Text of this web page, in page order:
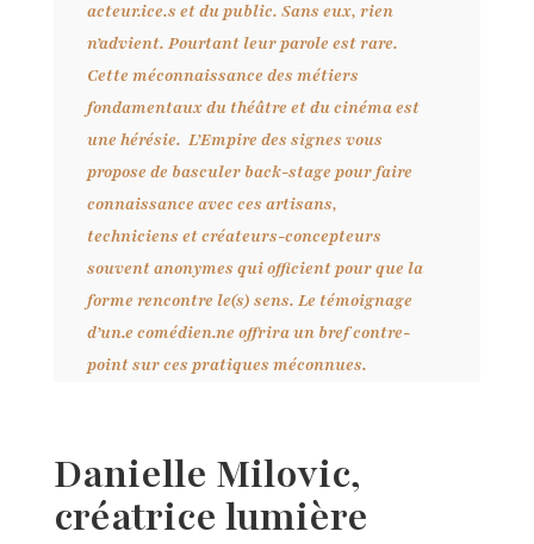
acteur.ice.s et du public. Sans eux, rien
n’advient. Pourtant leur parole est rare.
Cette méconnaissance des métiers
fondamentaux du théâtre et du cinéma est
une hérésie. L’Empire des signes vous
propose de basculer back-stage pour faire
connaissance avec ces artisans,
techniciens et créateurs-concepteurs
souvent anonymes qui officient pour que la
forme rencontre le(s) sens. Le témoignage
d’un.e comédien.ne offrira un bref contre-
point sur ces pratiques méconnues.
Danielle Milovic,
créatrice lumière